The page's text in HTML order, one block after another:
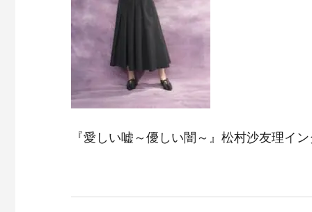
『愛しい嘘～優しい闇～』松村沙友理イ